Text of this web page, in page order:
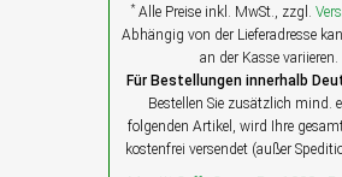
* Alle Preise inkl. MwSt., zzgl.
Abhängig von der Lieferadresse
an der Kasse variieren.
Für Bestellungen innerhalb
Bestellen Sie zusätzlich mind.
folgenden Artikel, wird Ihre
kostenfrei versendet (außer